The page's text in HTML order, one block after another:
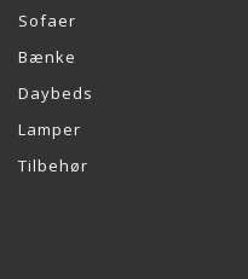
Sofaer
Bænke
Daybeds
Lamper
Tilbehør